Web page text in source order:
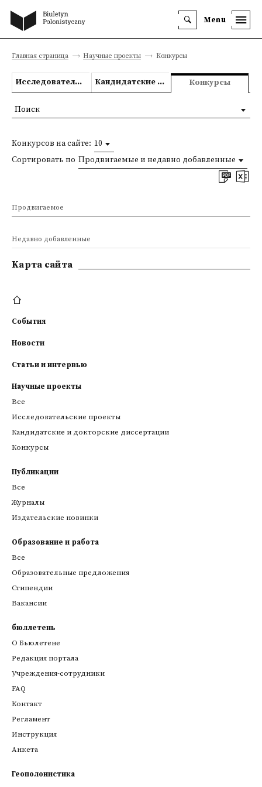
Menu
Главная страница Научные проекты Конкурсы
Исследовательские проекты Кандидатские и докторские диссертации Конкурсы
Конкурсов на сайте: 10
Сортировать по Продвигаемые и недавно добавленные
Продвигаемое
Недавно добавленные
Поиск
Kарта сайта
События
Новости
Статьи и интервью
Научные проекты
Все
Исследовательские проекты
Кандидатские и докторские диссертации
Конкурсы
Публикации
Все
Журналы
Издательские новинки
Образование и работа
Все
Образовательные предложения
Стипендии
Вакансии
бюллетень
О Бьюлетене
Редакция портала
Учреждения-сотрудники
FAQ
Контакт
Регламент
Инструкция
Анкета
Геополонистика